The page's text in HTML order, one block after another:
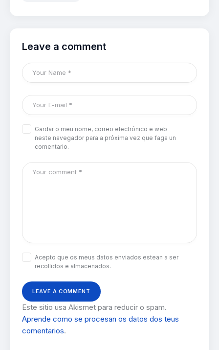
Leave a comment
Gardar o meu nome, correo electrónico e web
neste navegador para a próxima vez que faga un
comentario.
Acepto que os meus datos enviados estean a ser
recollidos e almacenados.
Este sitio usa Akismet para reducir o spam.
Aprende como se procesan os datos dos teus
comentarios.